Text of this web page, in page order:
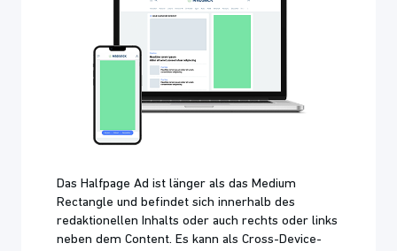
Das Halfpage Ad ist länger als das Medium
Rectangle und befindet sich innerhalb des
redaktionellen Inhalts oder auch rechts oder links
neben dem Content. Es kann als Cross-Device-